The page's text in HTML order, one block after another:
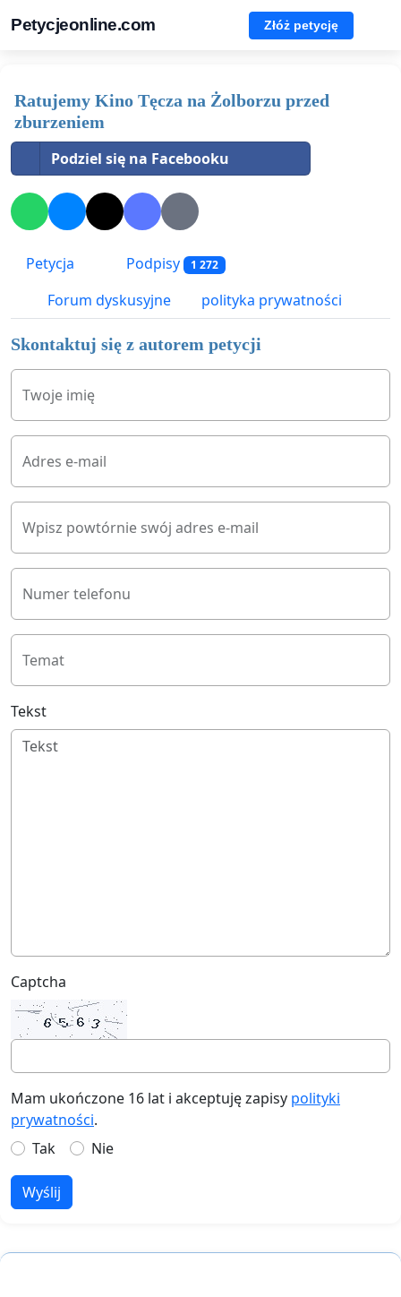
Petycjeonline.com Złóż petycję
Ratujemy Kino Tęcza na Żolborzu przed
zburzeniem
Podziel się na Facebooku
Petycja Podpisy 1 272
Forum dyskusyjne polityka prywatności
Skontaktuj się z autorem petycji
Twoje imię
Adres e-mail
Wpisz powtórnie swój adres e-mail
Numer telefonu
Temat
Tekst
Captcha
Mam ukończone 16 lat i akceptuję zapisy polityki
prywatności.
Tak
Nie
Wyślij